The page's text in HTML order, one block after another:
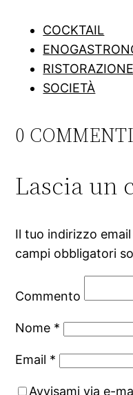
COCKTAIL
RISTORAZIONE
SOCIETÀ
0 COMMENTI
Lascia un
Il tuo indirizzo
campi obbligatori
Commento
Nome *
Email *
Avvisami via e-